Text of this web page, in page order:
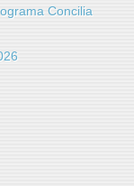
Concilia